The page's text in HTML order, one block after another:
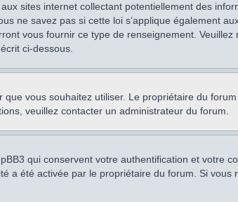
sites internet collectant potentiellement des
ne savez pas si cette loi s’applique également
vous fournir ce type de renseignement.
ci-dessous.
vous souhaitez utiliser. Le propriétaire du
veuillez contacter un administrateur du forum.
qui conservent votre authentification et votre
a été activée par le propriétaire du forum. Si